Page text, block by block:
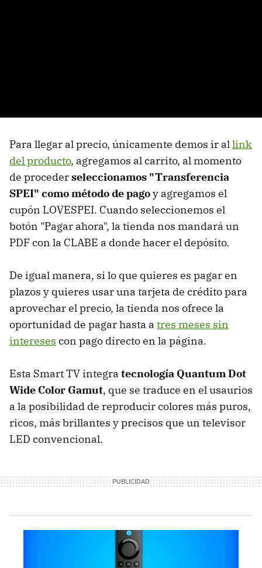
Para llegar al precio, únicamente demos ir allink
del producto, agregamos al carrito, al momento
de procederseleccionamos "Transferencia
SPEI" como método de pagoy agregamos el
cupón LOVESPEI. Cuando seleccionemos el
botón "Pagar ahora", la tienda nos mandará un
PDF con la CLABE a donde hacer el depósito.
De igual manera, si lo que quieres es pagar en
plazos y quieres usar una tarjeta de crédito para
aprovechar el precio, la tienda nos ofrece la
oportunidad de pagar hasta a tres meses sin
intereses con pago directo en la página.
Esta Smart TV integra tecnología Quantum Dot
Wide Color Gamut, que se traduce en el usaurios
a la posibilidad de reproducir colores más puros,
ricos, más brillantes y precisos que un televisor
LED convencional.